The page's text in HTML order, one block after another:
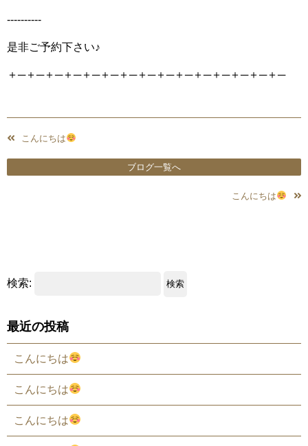
----------
是非ご予約下さい♪
＋─＋─＋─＋─＋─＋─＋─＋─＋─＋─＋─＋─＋─＋─＋─
こんにちは
ブログ一覧へ
こんにちは
検索:
最近の投稿
こんにちは
こんにちは
こんにちは